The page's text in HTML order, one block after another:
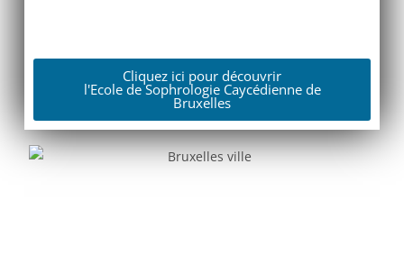
Cliquez ici pour découvrir
l'Ecole de Sophrologie Caycédienne de
Bruxelles